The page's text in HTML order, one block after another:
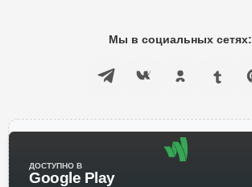
Мы в социальных сетях:
ДОСТУПНО В
Google Play